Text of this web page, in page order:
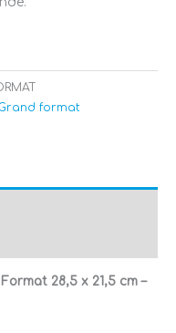
format
28,5 x 21,5 cm –